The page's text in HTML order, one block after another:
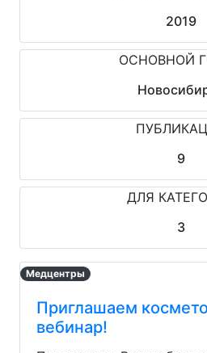
2019
ОСНОВНОЙ
9
ДЛЯ
3
Медцентры
Приглашаем
вебинар!